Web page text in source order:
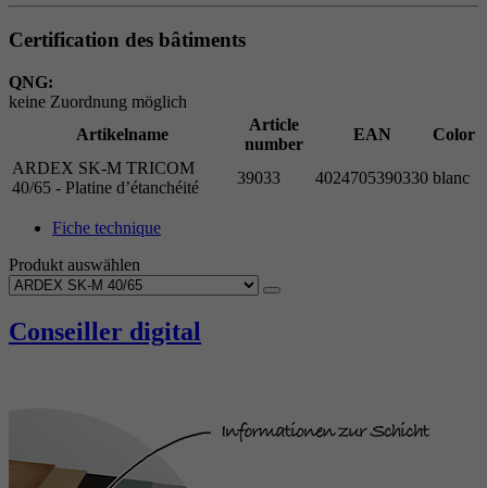
Certification des bâtiments
QNG:
keine Zuordnung möglich
Artikelname
Article
number
EAN
Color
ARDEX SK-M TRICOM
40/65 - Platine d’étanchéité
39033 4024705390330 blanc
Fiche technique
Produkt auswählen
Conseiller digital